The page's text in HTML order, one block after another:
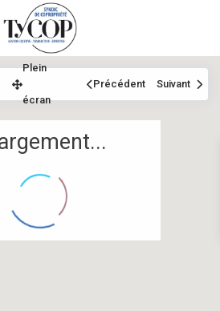
Plein
écran
Précédent Suivant